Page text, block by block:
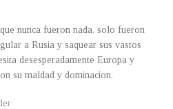
nunca fueron nada, solo fueron
a Rusia y saquear sus vastos
desesperadamente Europa y
su maldad y dominacion.